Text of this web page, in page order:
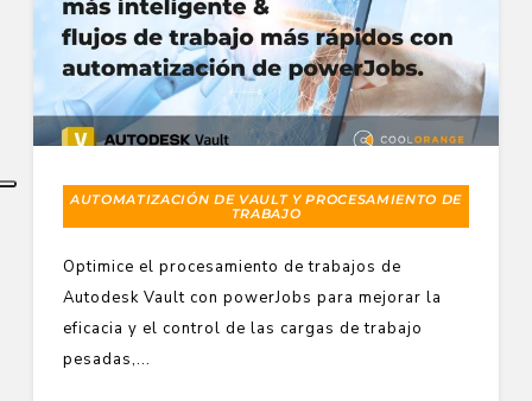
AUTOMATIZACIÓN DE VAULT Y PROCESAMIENTO DE
TRABAJO
Optimice el procesamiento de trabajos de
Autodesk Vault con powerJobs para mejorar la
eficacia y el control de las cargas de trabajo
pesadas,...